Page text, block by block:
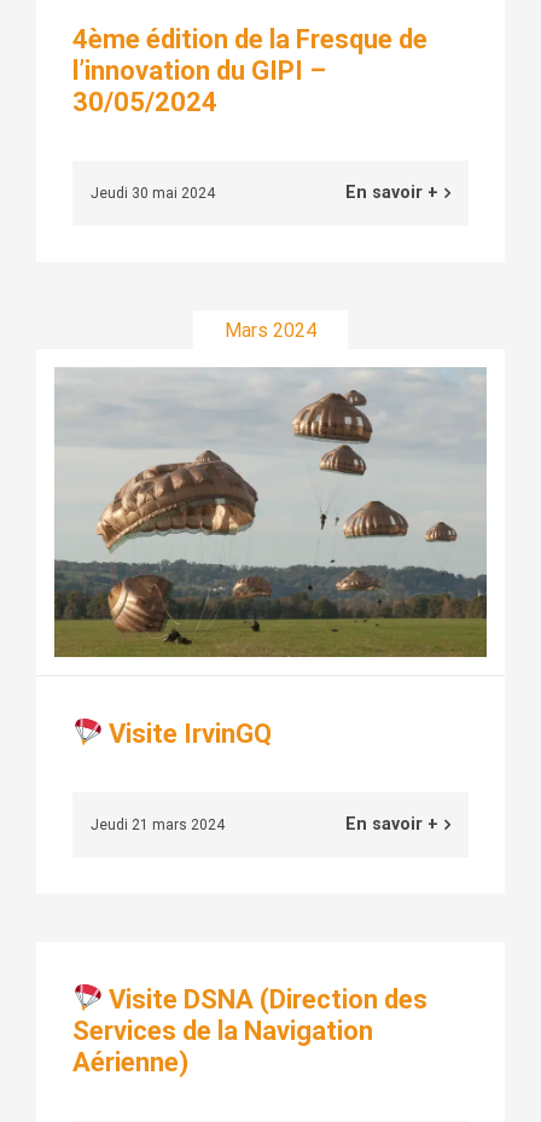
4ème édition de la Fresque de
l’innovation du GIPI –
30/05/2024
Jeudi 30 mai 2024 En savoir +
Mars 2024
Visite IrvinGQ
Jeudi 21 mars 2024 En savoir +
Visite DSNA (Direction des
Services de la Navigation
Aérienne)